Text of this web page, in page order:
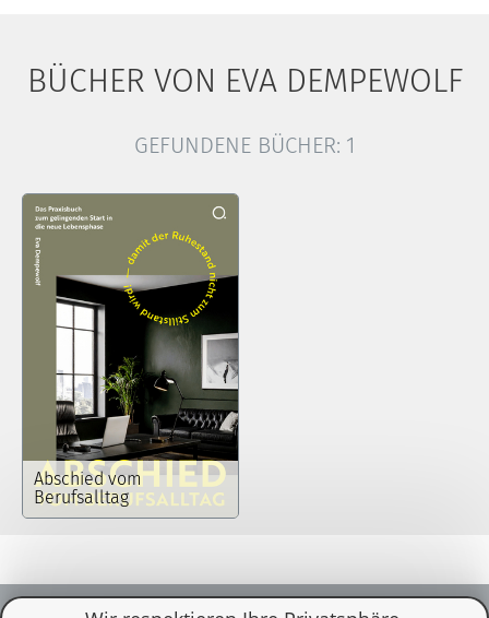
BÜCHER VON EVA DEMPEWOLF
GEFUNDENE BÜCHER: 1
Abschied vom
Berufsalltag